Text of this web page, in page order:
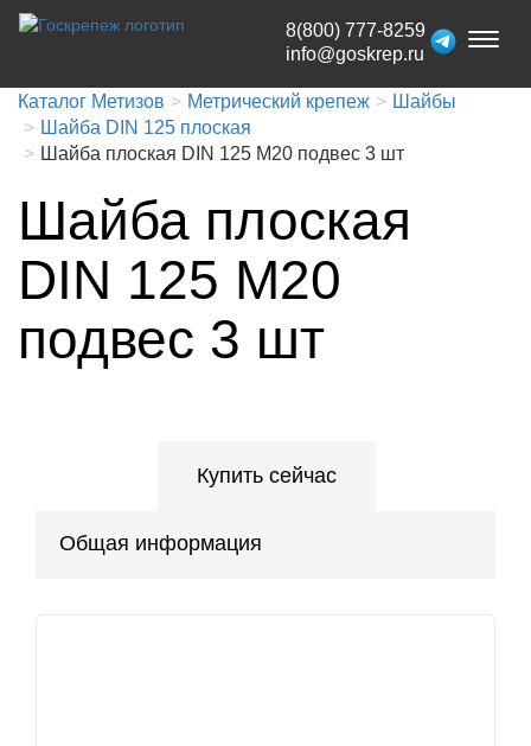
Toggle
8(800) 777-8259
info@goskrep.ru
Каталог Метизов Метрический крепеж
Шайбы
Шайба DIN 125 плоская
Шайба плоская DIN 125 М20 подвес 3 шт
Шайба плоская
DIN 125 М20
подвес 3 шт
Купить сейчас
Общая информация